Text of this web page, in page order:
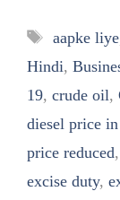
Tags
aapke liye
Hindi,
19, crude oil,
diesel price
price reduced,
excise duty,